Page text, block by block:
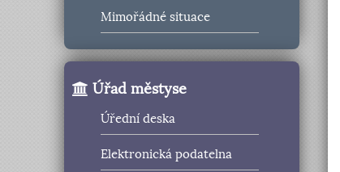
Mimořádné situace
Úřad městyse
Úřední deska
Elektronická podatelna